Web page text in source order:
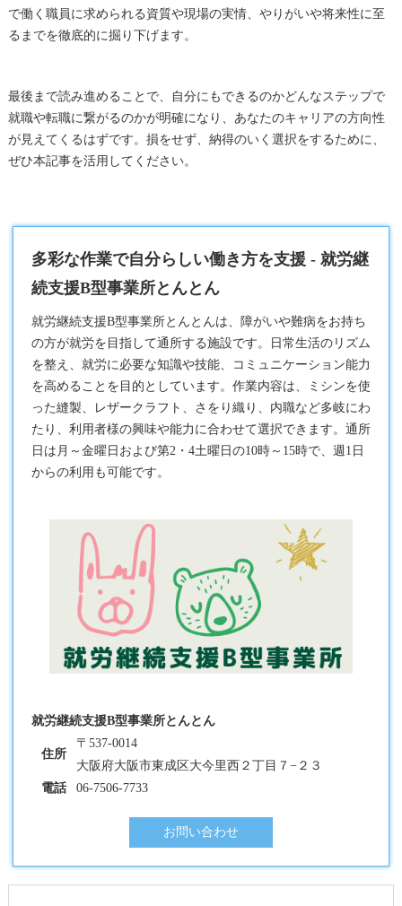
で働く職員に求められる資質や現場の実情、やりがいや将来性に至
るまでを徹底的に掘り下げます。
最後まで読み進めることで、自分にもできるのかどんなステップで
就職や転職に繋がるのかが明確になり、あなたのキャリアの方向性
が見えてくるはずです。損をせず、納得のいく選択をするために、
ぜひ本記事を活用してください。
多彩な作業で自分らしい働き方を支援 - 就労継
続支援B型事業所とんとん
就労継続支援B型事業所とんとんは、障がいや難病をお持ち
の方が就労を目指して通所する施設です。日常生活のリズム
を整え、就労に必要な知識や技能、コミュニケーション能力
を高めることを目的としています。作業内容は、ミシンを使
った縫製、レザークラフト、さをり織り、内職など多岐にわ
たり、利用者様の興味や能力に合わせて選択できます。通所
日は月～金曜日および第2・4土曜日の10時～15時で、週1日
からの利用も可能です。
就労継続支援B型事業所とんとん
住所
〒537-0014
大阪府大阪市東成区大今里西２丁目７−２３
電話
06-7506-7733
お問い合わせ